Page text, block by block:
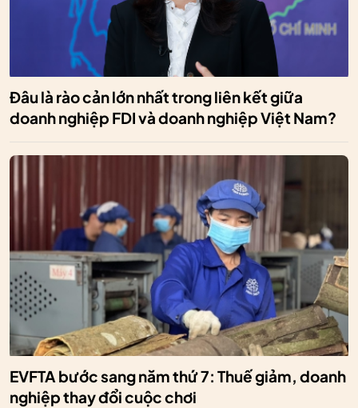
Đâu là rào cản lớn nhất trong liên kết giữa
doanh nghiệp FDI và doanh nghiệp Việt Nam?
EVFTA bước sang năm thứ 7: Thuế giảm, doanh
nghiệp thay đổi cuộc chơi